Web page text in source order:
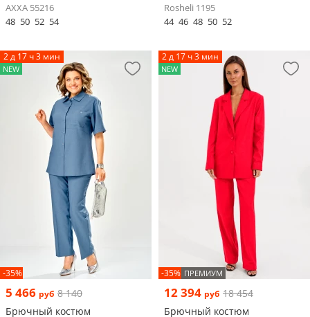
AXXA 55216
48 50 52 54
Rosheli 1195
44 46 48 50 52
2 д 17 ч 3 мин
NEW
-35%
5 466 руб 8 140
Брючный костюм
2 д 17 ч 3 мин
NEW
-35% ПРЕМИУМ
12 394 руб 18 454
Брючный костюм